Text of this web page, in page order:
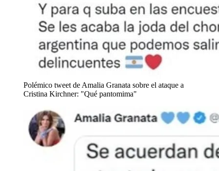
Polémico tweet de Amalia Granata sobre el ataque a
Cristina Kirchner: "Qué pantomima"